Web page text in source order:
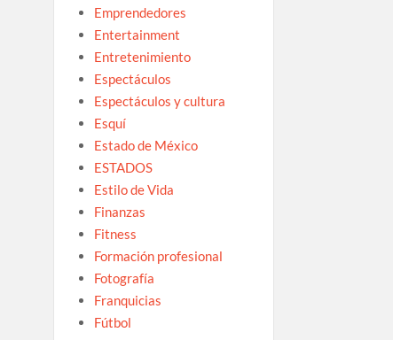
Emprendedores
Entertainment
Entretenimiento
Espectáculos
Espectáculos y cultura
Esquí
Estado de México
ESTADOS
Estilo de Vida
Finanzas
Fitness
Formación profesional
Fotografía
Franquicias
Fútbol